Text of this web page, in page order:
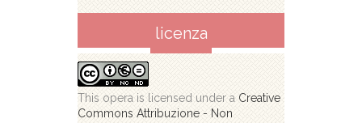
licenza
This opera is licensed under a Creative
Commons Attribuzione - Non